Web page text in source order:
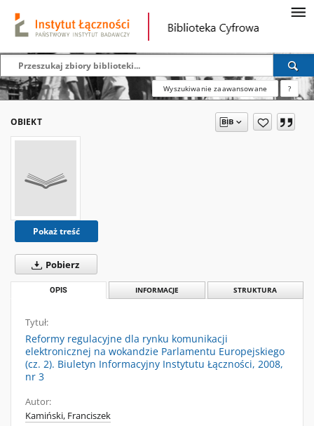
Wyszukiwanie zaawansowane ?
OBIEKT
Pokaż treść
Pobierz
OPIS INFORMACJE STRUKTURA
Tytuł:
Reformy regulacyjne dla rynku komunikacji
elektronicznej na wokandzie Parlamentu Europejskiego
(cz. 2). Biuletyn Informacyjny Instytutu Łączności, 2008,
nr 3
Autor:
Kamiński, Franciszek